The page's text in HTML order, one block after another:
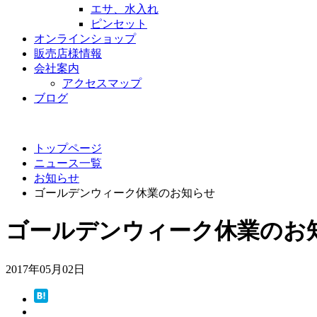
エサ、水入れ
ピンセット
オンラインショップ
販売店様情報
会社案内
アクセスマップ
ブログ
トップページ
ニュース一覧
お知らせ
ゴールデンウィーク休業のお知らせ
ゴールデンウィーク休業のお
2017年05月02日